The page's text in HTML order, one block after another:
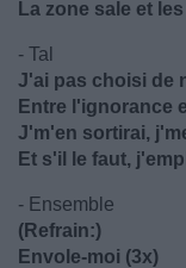
La zone sale et
- Tal
J'ai pas choisi de
Entre l'ignorance
J'm'en sortirai,
Et s'il le faut,
- Ensemble
(Refrain:)
Envole-moi (3x)